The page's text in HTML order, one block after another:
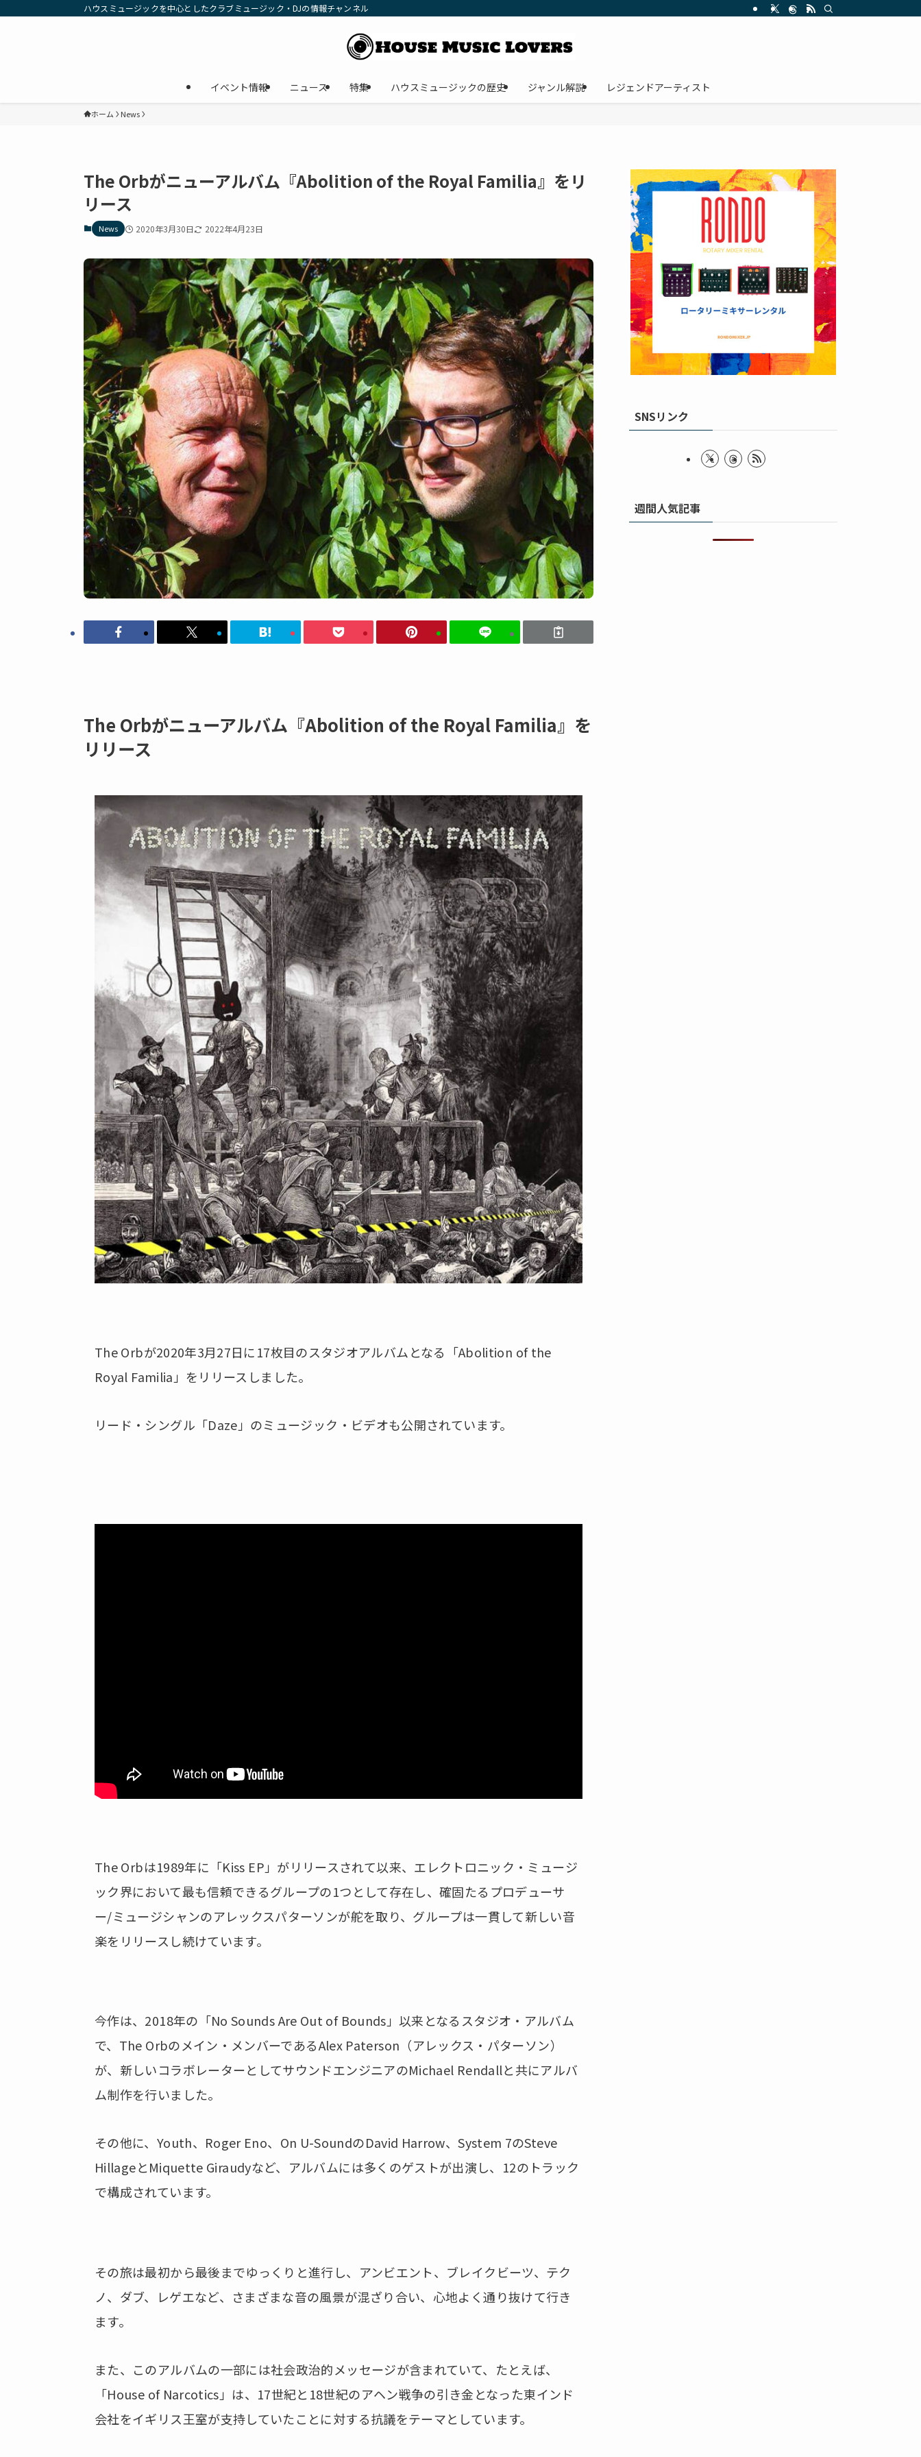
ハウスミュージックを中心としたクラブミュージック・DJの情報チャンネル
イベント情報 ニュース 特集 ハウスミュージックの歴史 ジャンル解説 レジェンドアーティスト
ホーム News
The Orbがニューアルバム『Abolition of the Royal Familia』をリ
リース
News 2020年3月30日 2022年4月23日
The Orbがニューアルバム『Abolition of the Royal Familia』を
リリース
The Orbが2020年3月27日に17枚目のスタジオアルバムとなる「Abolition of the
Royal Familia」をリリースしました。
リード・シングル「Daze」のミュージック・ビデオも公開されています。
The Orbは1989年に「Kiss EP」がリリースされて以来、エレクトロニック・ミュージ
ック界において最も信頼できるグループの1つとして存在し、確固たるプロデューサ
ー/ミュージシャンのアレックスパターソンが舵を取り、グループは一貫して新しい音
楽をリリースし続けています。
今作は、2018年の「No Sounds Are Out of Bounds」以来となるスタジオ・アルバム
で、The Orbのメイン・メンバーであるAlex Paterson（アレックス・パターソン）
が、新しいコラボレーターとしてサウンドエンジニアのMichael Rendallと共にアルバ
ム制作を行いました。
その他に、Youth、Roger Eno、On U-SoundのDavid Harrow、System 7のSteve
HillageとMiquette Giraudyなど、アルバムには多くのゲストが出演し、12のトラック
で構成されています。
その旅は最初から最後までゆっくりと進行し、アンビエント、ブレイクビーツ、テク
ノ、ダブ、レゲエなど、さまざまな音の風景が混ざり合い、心地よく通り抜けて行き
ます。
また、このアルバムの一部には社会政治的メッセージが含まれていて、たとえば、
「House of Narcotics」は、17世紀と18世紀のアヘン戦争の引き金となった東インド
会社をイギリス王室が支持していたことに対する抗議をテーマとしています。
SNSリンク
週間人気記事